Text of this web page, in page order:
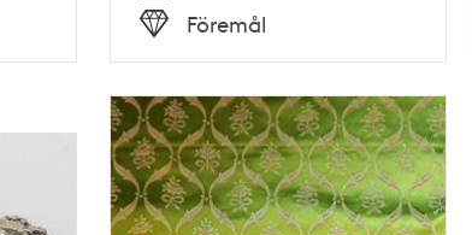
Tid
Typ
Föremål